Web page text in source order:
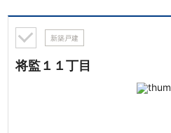
新築戸建
将監１１丁目